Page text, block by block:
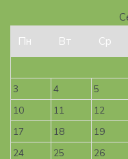
Пн
Вт Ср
3
4 5
10
11 12
17
18 19
24
25 26